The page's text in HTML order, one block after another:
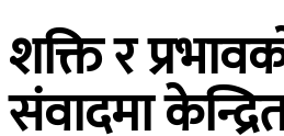
शक्ति र
संवादमा